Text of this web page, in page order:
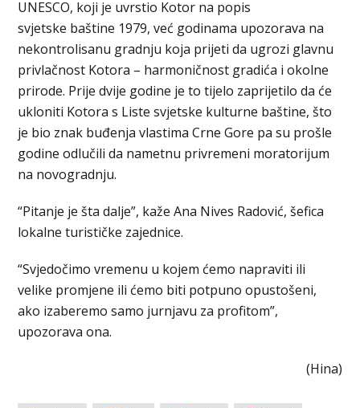
UNESCO, koji je uvrstio Kotor na popis
svjetske baštine 1979, već godinama upozorava na
nekontrolisanu gradnju koja prijeti da ugrozi glavnu
privlačnost Kotora – harmoničnost gradića i okolne
prirode. Prije dvije godine je to tijelo zaprijetilo da će
ukloniti Kotora s Liste svjetske kulturne baštine, što
je bio znak buđenja vlastima Crne Gore pa su prošle
godine odlučili da nametnu privremeni moratorijum
na novogradnju.
“Pitanje je šta dalje”, kaže Ana Nives Radović, šefica
lokalne turističke zajednice.
“Svjedočimo vremenu u kojem ćemo napraviti ili
velike promjene ili ćemo biti potpuno opustošeni,
ako izaberemo samo jurnjavu za profitom”,
upozorava ona.
(Hina)